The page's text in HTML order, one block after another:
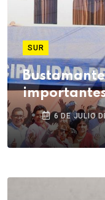
SUR
6 DE JULIO